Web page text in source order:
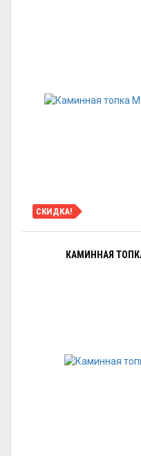
СКИДКА!
КАМИННАЯ ТОПКА